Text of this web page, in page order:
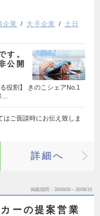
企業 大手企業
土日
す。
公開
役割】 きのこシェアNo.1
…
はご面談時にお伝え致しま
詳細へ
掲載期間 26/08/06～26/08/19
ーの提案営業